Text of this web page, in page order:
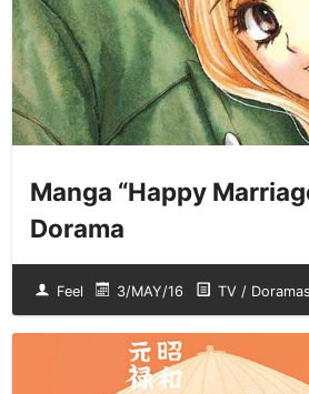
Manga “Happy
Dorama
Feel 3/MAY/16 TV / Doramas